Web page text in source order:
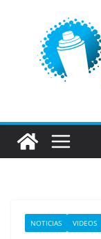
contenido
NOTICIAS VIDEOS